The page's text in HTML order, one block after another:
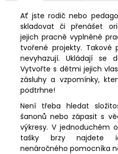
Ať jste rodič nebo
skladovat či přenášet
jejich pracně vyplněné
tvořené projekty. Takové
nevyhazují. Ukládají se
Vytvořte s dětmi jejich
zásluhy a vzpomínky,
podtrhne!
Není třeba hledat
šanonů nebo zápasit s
výkresy. V jednoduchém
tašky brzy najdete
nenáročného pomocníka